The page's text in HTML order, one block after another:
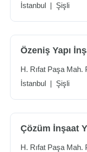
İstanbul | Şişli
Özeniş Yapı
H. Rıfat Paşa Mah.
İstanbul | Şişli
Çözüm İnşaat
H. Rıfat Paşa